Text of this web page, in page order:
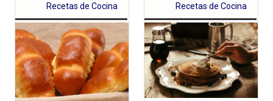
Recetas de Cocina Recetas de Cocina